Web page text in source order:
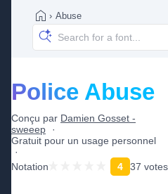
› Abuse
Police Abuse
Conçu par Damien Gosset -
sweeep
Gratuit pour un usage personnel
Notation 4 37 votes